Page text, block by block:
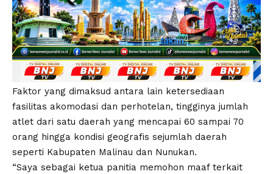
Faktor yang dimaksud antara lain ketersediaan
fasilitas akomodasi dan perhotelan, tingginya jumlah
atlet dari satu daerah yang mencapai 60 sampai 70
orang hingga kondisi geografis sejumlah daerah
seperti Kabupaten Malinau dan Nunukan.
“Saya sebagai ketua panitia memohon maaf terkait